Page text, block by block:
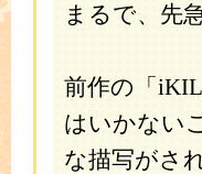
まるで、先
前作の「
はいかない
な描写がさ